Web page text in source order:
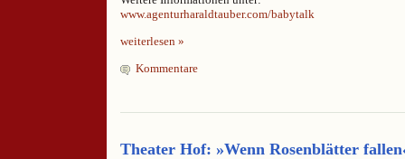
www.agenturharaldtauber.com/babytalk
weiterlesen »
Kommentare
Theater Hof: »Wenn Rosenblätter